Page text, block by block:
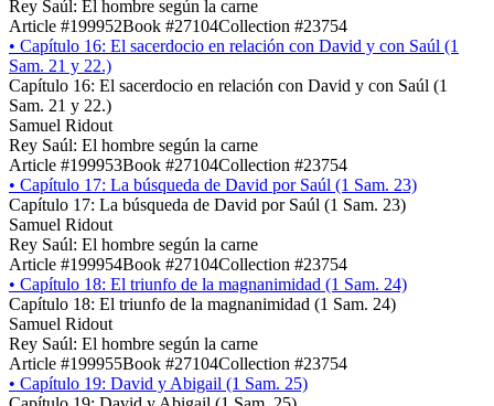
Rey Saúl: El hombre según la carne
Article #199952Book #27104Collection #23754
• Capítulo 16: El sacerdocio en relación con David y con Saúl (1
Sam. 21 y 22.)
Capítulo 16: El sacerdocio en relación con David y con Saúl (1
Sam. 21 y 22.)
Samuel Ridout
Rey Saúl: El hombre según la carne
Article #199953Book #27104Collection #23754
• Capítulo 17: La búsqueda de David por Saúl (1 Sam. 23)
Capítulo 17: La búsqueda de David por Saúl (1 Sam. 23)
Samuel Ridout
Rey Saúl: El hombre según la carne
Article #199954Book #27104Collection #23754
• Capítulo 18: El triunfo de la magnanimidad (1 Sam. 24)
Capítulo 18: El triunfo de la magnanimidad (1 Sam. 24)
Samuel Ridout
Rey Saúl: El hombre según la carne
Article #199955Book #27104Collection #23754
• Capítulo 19: David y Abigail (1 Sam. 25)